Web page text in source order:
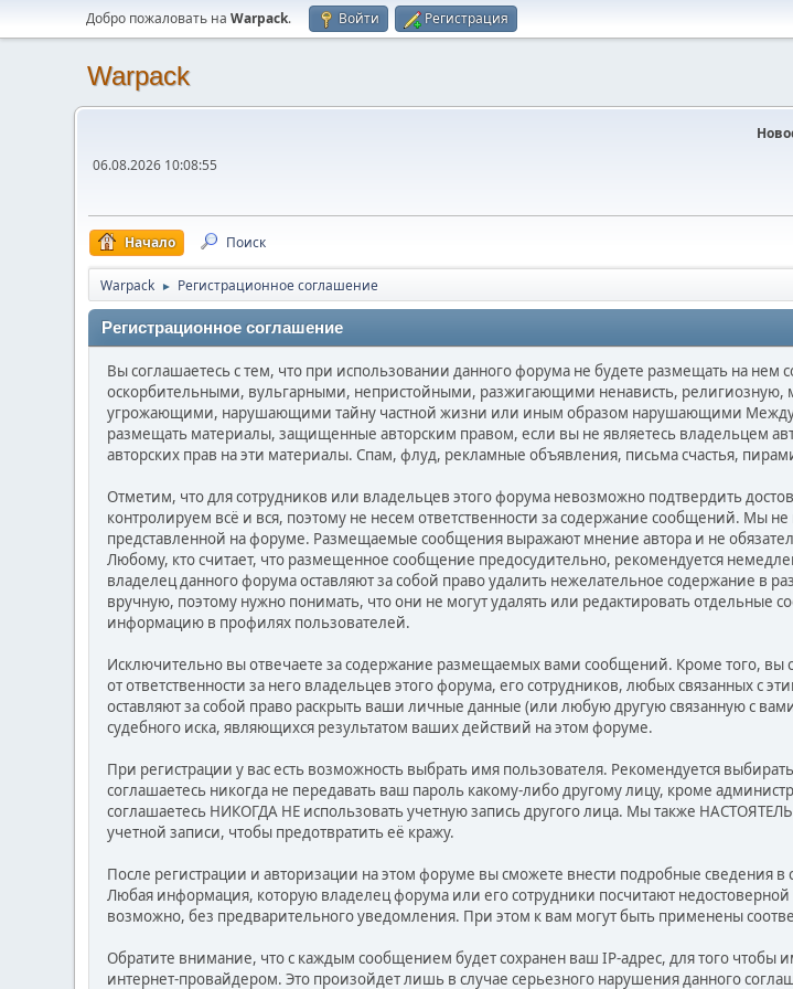
Добро пожаловать наWarpack. Войти Регистрация
Warpack
06.08.2026 10:08:55
Начало Поиск
Warpack ► Регистрационное соглашение
Регистрационное соглашение
Вы соглашаетесь с тем, что при использовании данного форума не будете размещать на
оскорбительными, вульгарными, непристойными, разжигающими ненависть,
угрожающими, нарушающими тайну частной жизни или иным образом нарушающими
размещать материалы, защищенные авторским правом, если вы не являетесь владельцем
авторских прав на эти материалы. Спам, флуд, рекламные объявления, письма счастья,
Отметим, что для сотрудников или владельцев этого форума невозможно подтвердить
контролируем всё и вся, поэтому не несем ответственности за содержание сообщений. Мы
представленной на форуме. Размещаемые сообщения выражают мнение автора и не
Любому, кто считает, что размещенное сообщение предосудительно, рекомендуется
владелец данного форума оставляют за собой право удалить нежелательное содержание в
вручную, поэтому нужно понимать, что они не могут удалять или редактировать отдельные
информацию в профилях пользователей.
Исключительно вы отвечаете за содержание размещаемых вами сообщений. Кроме того,
от ответственности за него владельцев этого форума, его сотрудников, любых связанных с
оставляют за собой право раскрыть ваши личные данные (или любую другую связанную с
судебного иска, являющихся результатом ваших действий на этом форуме.
При регистрации у вас есть возможность выбрать имя пользователя. Рекомендуется
соглашаетесь никогда не передавать ваш пароль какому-либо другому лицу, кроме
соглашаетесь НИКОГДА НЕ использовать учетную запись другого лица. Мы также
учетной записи, чтобы предотвратить её кражу.
После регистрации и авторизации на этом форуме вы сможете внести подробные сведения
Любая информация, которую владелец форума или его сотрудники посчитают
возможно, без предварительного уведомления. При этом к вам могут быть применены
Обратите внимание, что с каждым сообщением будет сохранен ваш IP-адрес, для того чтобы
интернет-провайдером. Это произойдет лишь в случае серьезного нарушения данного